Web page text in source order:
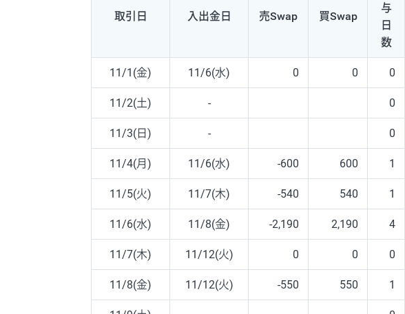
取引日 入出金日 売Swap 買Swap
与
日
数
11/1(金) 11/6(水) 0 0 0
11/2(土) - 0
11/3(日) - 0
11/4(月) 11/6(水) -600 600 1
11/5(火) 11/7(木) -540 540 1
11/6(水) 11/8(金) -2,190 2,190 4
11/7(木) 11/12(火) 0 0 0
11/8(金) 11/12(火) -550 550 1